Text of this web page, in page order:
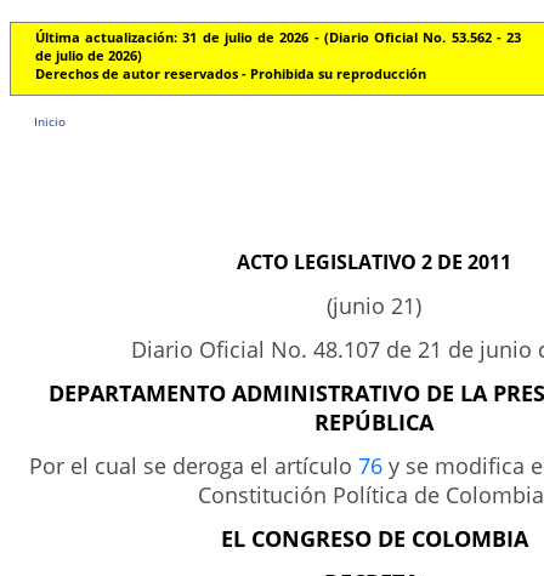
Última actualización: 31 de julio de 2026 - (Diario Oficial No. 53.562 - 23
de julio de 2026)
Derechos de autor reservados - Prohibida su reproducción
Inicio
ACTO LEGISLATIVO 2 DE 2011
(junio 21)
Diario Oficial No. 48.107 de 21 de junio
DEPARTAMENTO ADMINISTRATIVO DE LA
REPÚBLICA
Por el cual se deroga el artículo 76 y se modifica
Constitución Política de
EL CONGRESO DE COLOMBIA